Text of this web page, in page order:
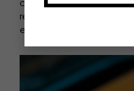
culpable en gran medida
reparto (por muy
estar).